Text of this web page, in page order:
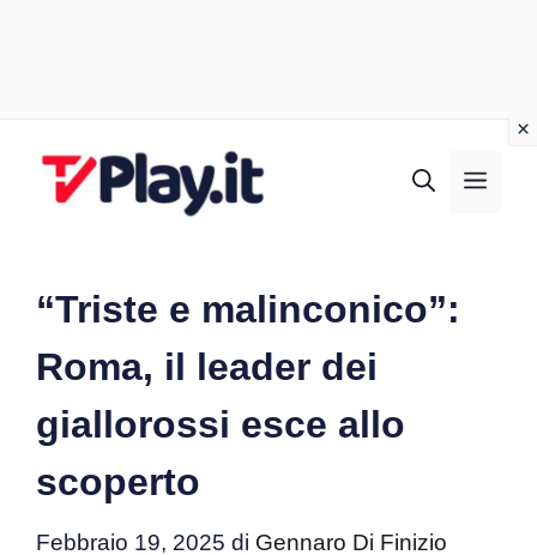
“Triste e malinconico”:
Roma, il leader dei
giallorossi esce allo
scoperto
Febbraio 19, 2025 di Gennaro Di Finizio